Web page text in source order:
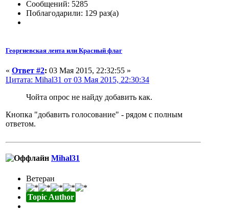
Сообщений: 5285
Поблагодарили: 129 раз(а)
Георгиевская лента или Красный флаг
« Ответ #2: 03 Мая 2015, 22:32:55 »
Цитата: Mihal31 от 03 Мая 2015, 22:30:34
Чойта опрос не найду добавить как.
Кнопка "добавить голосование" - рядом с полным
ответом.
Mihal31
Ветеран
Topic Author